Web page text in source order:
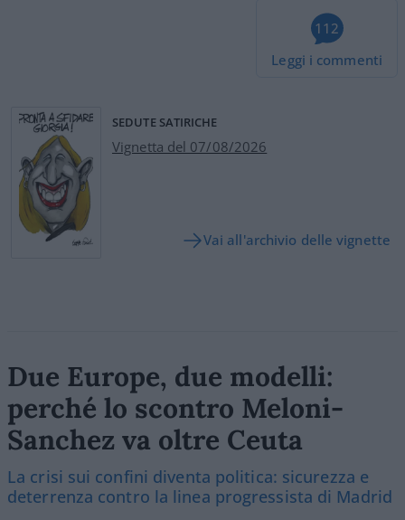
112
Leggi i commenti
SEDUTE SATIRICHE
Vignetta del 07/08/2026
Vai all'archivio delle vignette
Due Europe, due modelli:
perché lo scontro Meloni-
Sanchez va oltre Ceuta
La crisi sui confini diventa politica: sicurezza e
deterrenza contro la linea progressista di Madrid